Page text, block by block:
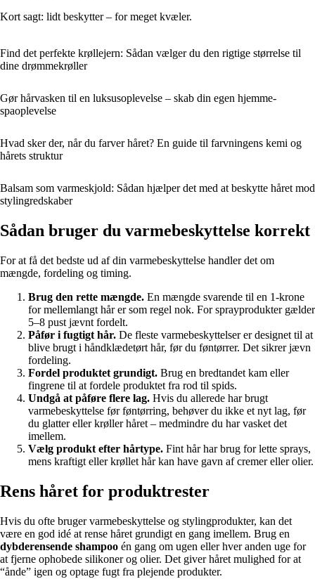
Kort sagt: lidt beskytter – for meget kvæler.
Find det perfekte krøllejern: Sådan vælger du den rigtige størrelse til
dine drømmekrøller
Gør hårvasken til en luksusoplevelse – skab din egen hjemme-
spaoplevelse
Hvad sker der, når du farver håret? En guide til farvningens kemi og
hårets struktur
Balsam som varmeskjold: Sådan hjælper det med at beskytte håret mod
stylingredskaber
Sådan bruger du varmebeskyttelse korrekt
For at få det bedste ud af din varmebeskyttelse handler det om
mængde, fordeling og timing.
Brug den rette mængde. En mængde svarende til en 1-krone
for mellemlangt hår er som regel nok. For sprayprodukter gælder
5–8 pust jævnt fordelt.
Påfør i fugtigt hår. De fleste varmebeskyttelser er designet til at
blive brugt i håndklædetørt hår, før du føntørrer. Det sikrer jævn
fordeling.
Fordel produktet grundigt. Brug en bredtandet kam eller
fingrene til at fordele produktet fra rod til spids.
Undgå at påføre flere lag. Hvis du allerede har brugt
varmebeskyttelse før føntørring, behøver du ikke et nyt lag, før
du glatter eller krøller håret – medmindre du har vasket det
imellem.
Vælg produkt efter hårtype. Fint hår har brug for lette sprays,
mens kraftigt eller krøllet hår kan have gavn af cremer eller olier.
Rens håret for produktrester
Hvis du ofte bruger varmebeskyttelse og stylingprodukter, kan det
være en god idé at rense håret grundigt en gang imellem. Brug en
dybderensende shampoo én gang om ugen eller hver anden uge for
at fjerne ophobede silikoner og olier. Det giver håret mulighed for at
“ånde” igen og optage fugt fra plejende produkter.